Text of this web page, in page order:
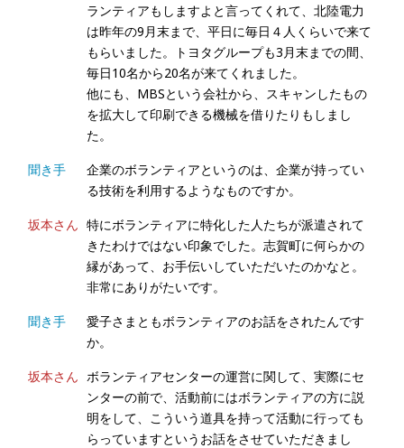
ランティアもしますよと言ってくれて、北陸電力
は昨年の9月末まで、平日に毎日４人くらいで来て
もらいました。トヨタグループも3月末までの間、
毎日10名から20名が来てくれました。
他にも、MBSという会社から、スキャンしたもの
を拡大して印刷できる機械を借りたりもしまし
た。
聞き手
企業のボランティアというのは、企業が持ってい
る技術を利用するようなものですか。
坂本さん 特にボランティアに特化した人たちが派遣されて
きたわけではない印象でした。志賀町に何らかの
縁があって、お手伝いしていただいたのかなと。
非常にありがたいです。
聞き手
愛子さまともボランティアのお話をされたんです
か。
坂本さん ボランティアセンターの運営に関して、実際にセ
ンターの前で、活動前にはボランティアの方に説
明をして、こういう道具を持って活動に行っても
らっていますというお話をさせていただきまし